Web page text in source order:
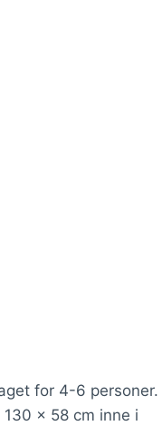
for 4-6 personer.
x 58 cm inne i